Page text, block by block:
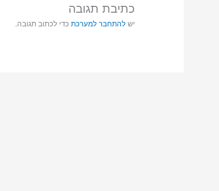
כתיבת תגובה
ישלהתחבר למערכת כדי לכתוב תגובה.